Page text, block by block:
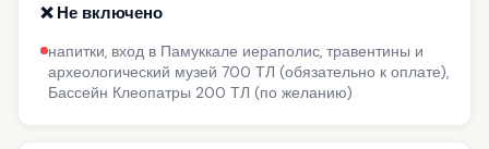
❌ Не включено
напитки, вход в Памуккале иераполис, травентины и
археологический музей 700 ТЛ (обязательно к оплате),
Бассейн Клеопатры 200 ТЛ (по желанию)